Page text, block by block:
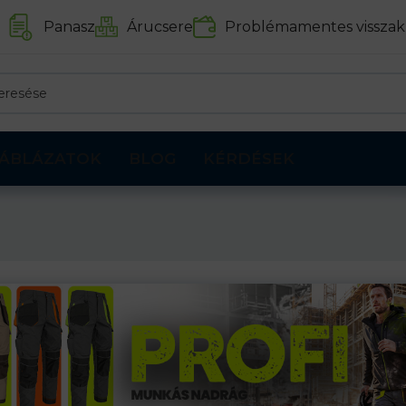
Panasz Árucsere Problémamentes